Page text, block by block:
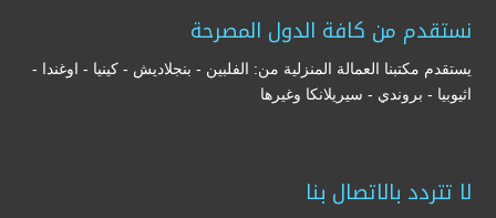
نستقدم من كافة الدول المصرحة
يستقدم مكتبنا العمالة المنزلية من: الفلبين - بنجلاديش - كينيا - اوغندا -
اثيوبيا - بروندي - سيريلانكا وغيرها
لا تتردد بالاتصال بنا